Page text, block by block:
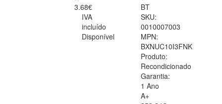
3.68€
IVA
incluído
Disponível
BT
SKU:
0010007003
MPN:
BXNUC10I3FNK
Produto:
Recondicionado
Garantia:
1 Ano
A+